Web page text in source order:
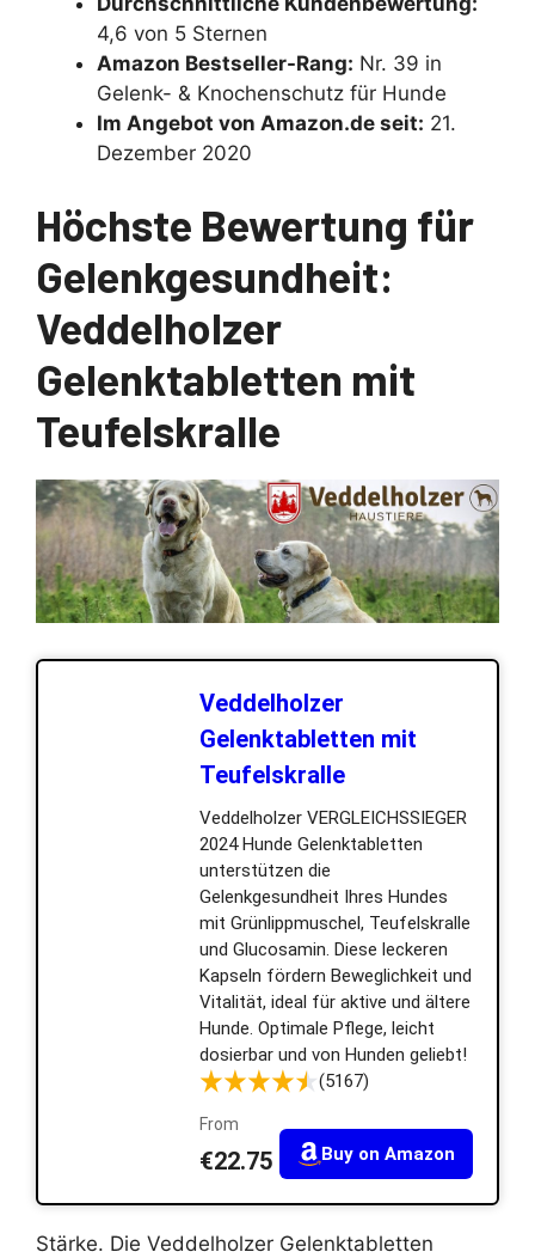
4,6 von 5 Sternen
Amazon Bestseller-Rang: Nr. 39 in
Gelenk- & Knochenschutz für Hunde
Im Angebot von Amazon.de seit: 21.
Dezember 2020
Höchste Bewertung für
Gelenkgesundheit:
Veddelholzer
Gelenktabletten mit
Teufelskralle
Veddelholzer
Gelenktabletten mit
Teufelskralle
Veddelholzer VERGLEICHSSIEGER
2024 Hunde Gelenktabletten
unterstützen die
Gelenkgesundheit Ihres Hundes
mit Grünlippmuschel, Teufelskralle
und Glucosamin. Diese leckeren
Kapseln fördern Beweglichkeit und
Vitalität, ideal für aktive und ältere
Hunde. Optimale Pflege, leicht
dosierbar und von Hunden geliebt!
(5167)
From
€22.75 Buy on Amazon
Stärke. Die Veddelholzer Gelenktabletten